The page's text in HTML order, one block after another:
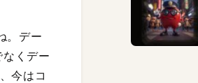
。デー
くデー
今はコ